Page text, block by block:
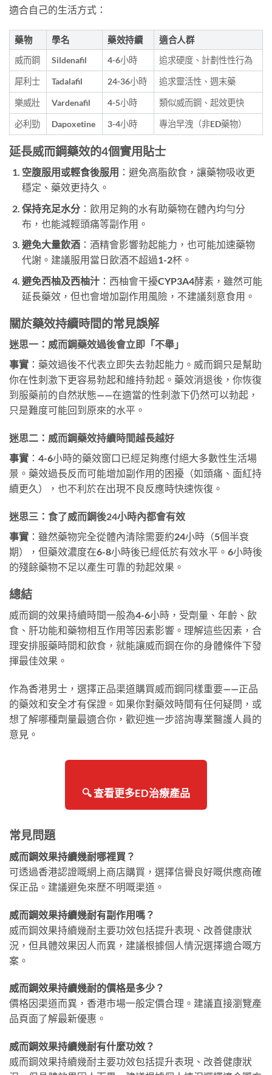
適合自己的生活方式：
藥物 學名 藥效持續
適合人群
威而鋼
Sildenafil 4-6小時 追求硬度、計劃性性行為
犀利士 Tadalafil 24-36小時 追求靈活性、週末藥
樂威壯 Vardenafil 4-5小時 類似威而鋼、起效更快
必利勁 Dapoxetine 3-4小時 專治早洩（非ED藥物）
延長威而鋼藥效的4個實用貼士
空腹服用或輕食後服用 ：避免高脂飲食，讓藥物吸收更
穩定、藥效更持久。
保持充足水分：飲用足夠的水有助藥物在體內均勻分
布，也能減輕頭痛等副作用。
避免大量飲酒：酒精會影響勃起能力，也可能加速藥物
代謝。建議服用當日飲酒不超過1-2杯。
避免西柚及西柚汁：西柚會干擾CYP3A4酵素，雖然可能
延長藥效，但也會增加副作用風險，不建議刻意食用。
關於藥效持續時間的常見誤解
迷思一：威而鋼藥效過後會立即「不舉」
事實 ：藥效過後不代表立即失去勃起能力。威而鋼只是幫助
你在性刺激下更容易勃起和維持勃起。藥效消退後，你恢復
到服藥前的自然狀態——在適當的性刺激下仍然可以勃起，
只是難度可能回到原來的水平。
迷思二：威而鋼藥效持續時間越長越好
事實 ：4-6小時的藥效窗口已經足夠應付絕大多數性生活場
景。藥效過長反而可能增加副作用的困擾（如頭痛、面紅持
續更久），也不利於在出現不良反應時快速恢復。
迷思三：食了威而鋼後24小時內都會有效
事實 ：雖然藥物完全從體內清除需要約24小時（5個半衰
期），但藥效濃度在6-8小時後已經低於有效水平。6小時後
的殘餘藥物不足以產生可靠的勃起效果。
總結
威而鋼的效果持續時間一般為4-6小時，受劑量、年齡、飲
食、肝功能和藥物相互作用等因素影響。理解這些因素，合
理安排服藥時間和飲食，就能讓威而鋼在你的身體條件下發
揮最佳效果。
作為香港男士，選擇正品渠道購買威而鋼同樣重要——正品
的藥效和安全才有保證。如果你對藥效時間有任何疑問，或
想了解哪種劑量最適合你，歡迎進一步諮詢專業醫護人員的
意見。
🔍 查看更多ED治療產品
常見問題
威而鋼效果持續幾耐哪裡買？
可透過香港認證嘅網上商店購買，選擇信譽良好嘅供應商確
保正品。建議避免來歷不明嘅渠道。
威而鋼效果持續幾耐有副作用嗎？
威而鋼效果持續幾耐主要功效包括提升表現、改善健康狀
況，但具體效果因人而異，建議根據個人情況選擇適合嘅方
案。
威而鋼效果持續幾耐的價格是多少？
價格因渠道而異，香港市場一般定價合理。建議直接瀏覽產
品頁面了解最新優惠。
威而鋼效果持續幾耐有什麼功效？
威而鋼效果持續幾耐主要功效包括提升表現、改善健康狀